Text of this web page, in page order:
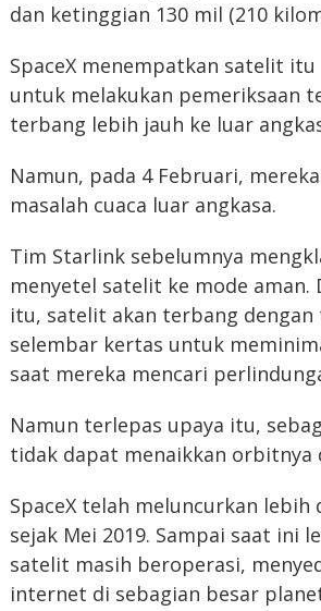
dan ketinggian 130 mil (210
SpaceX menempatkan satelit
untuk melakukan pemeriksaan
terbang lebih jauh ke luar
Namun, pada 4 Februari,
masalah cuaca luar angkasa.
Tim Starlink sebelumnya
menyetel satelit ke mode aman.
itu, satelit akan terbang
selembar kertas untuk
saat mereka mencari
Namun terlepas upaya itu,
tidak dapat menaikkan orbitnya
SpaceX telah meluncurkan lebih
sejak Mei 2019. Sampai saat ini
satelit masih beroperasi,
internet di sebagian besar